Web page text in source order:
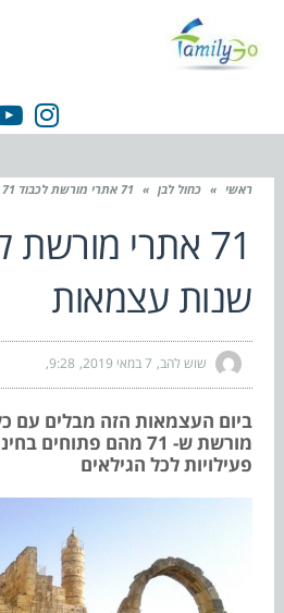
ראשי » כחול לבן » 71 אתרי מורשת לכבוד 71 שנות עצמאות
שנות עצמאות
שוש להב 7 במאי 2019 9:28
ביום העצמאות הזה מבלים עם
מורשת ש- 71 מהם
פעילויות לכל הגילאים